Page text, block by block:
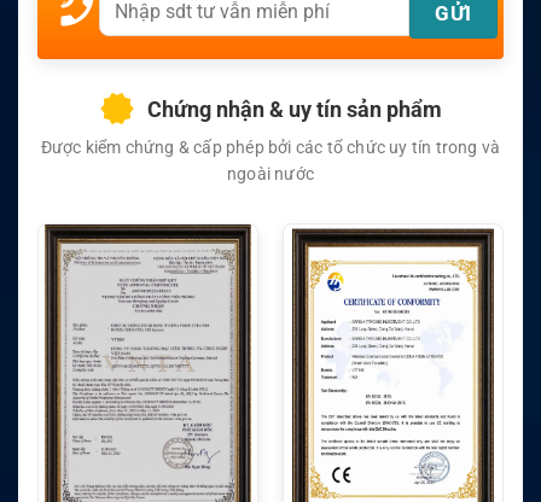
Chứng nhận & uy tín sản phẩm
Được kiểm chứng & cấp phép bởi các tổ chức uy tín trong và
ngoài nước